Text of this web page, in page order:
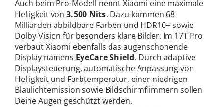
Auch beim Pro-Modell nennt Xiaomi eine maximale
Helligkeit von 3.500 Nits. Dazu kommen 68
Milliarden abbildbare Farben und HDR10+ sowie
Dolby Vision für besonders klare Bilder. Im 17T Pro
verbaut Xiaomi ebenfalls das augenschonende
Display namens EyeCare Shield. Durch adaptive
Displaysteuerung, automatische Anpassung von
Helligkeit und Farbtemperatur, einer niedrigen
Blaulichtemission sowie Bildschirmflimmern sollen
Deine Augen geschützt werden.